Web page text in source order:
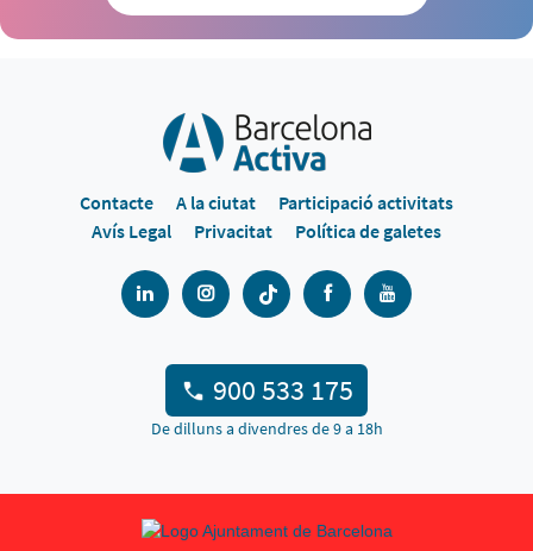
Contacte A la ciutat
Participació activitats
Avís Legal
Privacitat Política de galetes
900 533 175
De dilluns a divendres de 9 a 18h